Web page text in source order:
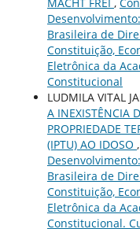
Brasileira de
Constituição,
Eletrônica da
Constitucional
LUDMILA VITAL
A INEXISTÊNCIA
PROPRIEDADE
(IPTU) AO IDOSO ,
Brasileira de
Constituição,
Eletrônica da
Constitucional.